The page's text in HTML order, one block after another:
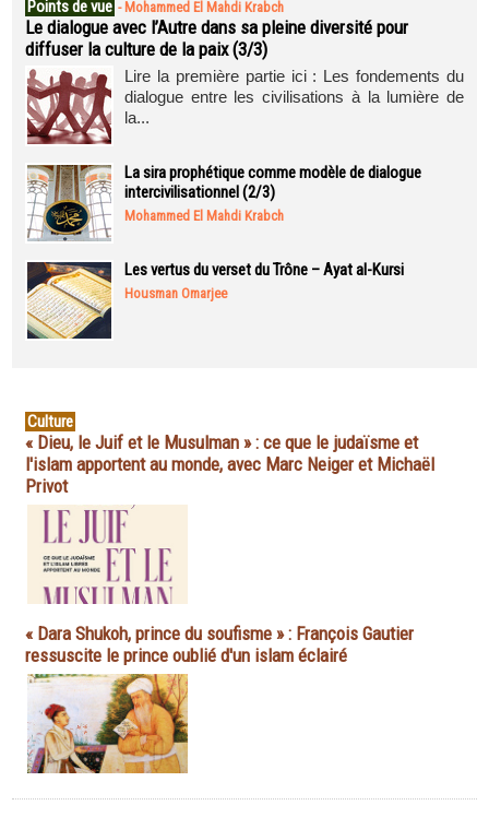
Points de vue - Mohammed El Mahdi Krabch
Le dialogue avec l’Autre dans sa pleine diversité pour
diffuser la culture de la paix (3/3)
Lire la première partie ici : Les fondements du
dialogue entre les civilisations à la lumière de
la...
La sira prophétique comme modèle de dialogue
intercivilisationnel (2/3)
Mohammed El Mahdi Krabch
Les vertus du verset du Trône – Ayat al-Kursi
Housman Omarjee
Culture
« Dieu, le Juif et le Musulman » : ce que le judaïsme et
l'islam apportent au monde, avec Marc Neiger et Michaël
Privot
« Dara Shukoh, prince du soufisme » : François Gautier
ressuscite le prince oublié d'un islam éclairé